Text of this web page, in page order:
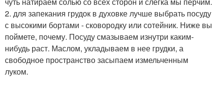
2. для запекания грудок в духовке лучше выбрать посуду
с высокими бортами - сковородку или сотейник. Ниже вы
поймете, почему. Посуду смазываем изнутри каким-
нибудь раст. Маслом, укладываем в нее грудки, а
свободное пространство засыпаем измельченным
луком.